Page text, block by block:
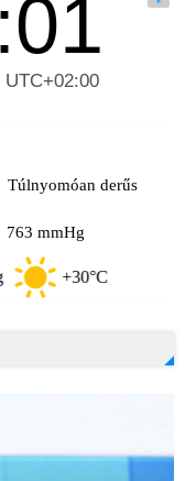
Túlnyomóan derűs
763 mmHg
+30°C